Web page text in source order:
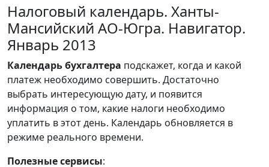
Налоговый календарь. Ханты-
Мансийский АО-Югра. Навигатор.
Январь 2013
Календарьбухгалтера подскажет, когда и какой
платеж необходимо совершить. Достаточно
выбрать интересующую дату, и появится
информация о том, какие налоги необходимо
уплатить в этот день. Календарь обновляется в
режиме реального времени.
Полезные сервисы: